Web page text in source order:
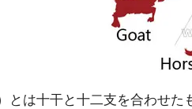
とは十干と十二支を合わせた